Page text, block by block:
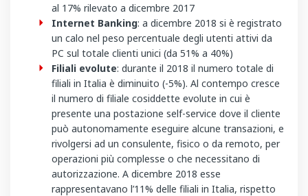
al 17% rilevato a dicembre 2017
Internet Banking: a dicembre 2018 si è registrato
un calo nel peso percentuale degli utenti attivi da
PC sul totale clienti unici (da 51% a 40%)
Filiali evolute: durante il 2018 il numero totale di
filiali in Italia è diminuito (-5%). Al contempo cresce
il numero di filiale cosiddette evolute in cui è
presente una postazione self-service dove il cliente
può autonomamente eseguire alcune transazioni, e
rivolgersi ad un consulente, fisico o da remoto, per
operazioni più complesse o che necessitano di
autorizzazione. A dicembre 2018 esse
rappresentavano l’11% delle filiali in Italia, rispetto